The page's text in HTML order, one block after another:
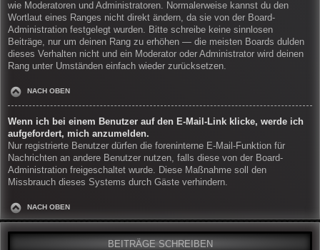
wie Moderatoren und Administratoren. Normalerweise kannst du den
Wortlaut eines Ranges nicht direkt ändern, da sie von der Board-
Administration festgelegt wurden. Bitte schreibe keine sinnlosen
Beiträge, nur um deinen Rang zu erhöhen — die meisten Boards dulden
dieses Verhalten nicht und ein Moderator oder Administrator wird deinen
Rang unter Umständen einfach wieder zurücksetzen.
NACH OBEN
Wenn ich bei einem Benutzer auf den E-Mail-Link klicke, werde ich
aufgefordert, mich anzumelden.
Nur registrierte Benutzer dürfen die foreninterne E-Mail-Funktion für
Nachrichten an andere Benutzer nutzen, falls diese von der Board-
Administration freigeschaltet wurde. Diese Maßnahme soll den
Missbrauch dieses Systems durch Gäste verhindern.
NACH OBEN
BEITRÄGE SCHREIBEN